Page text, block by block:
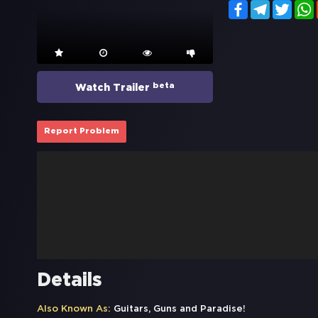
Watch Trailer beta
FacebookTelegram
Report Problem
Details
Also Known As: Guitars, Guns and Paradise!